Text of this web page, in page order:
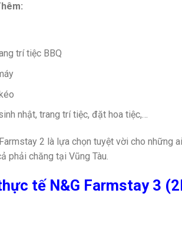
trí tiệc BBQ
nhật, trang trí tiệc, đặt hoa tiệc,…
2 là lựa chọn tuyệt vời cho những
phải chăng tại Vũng Tàu.
tế N&G Farmstay 3